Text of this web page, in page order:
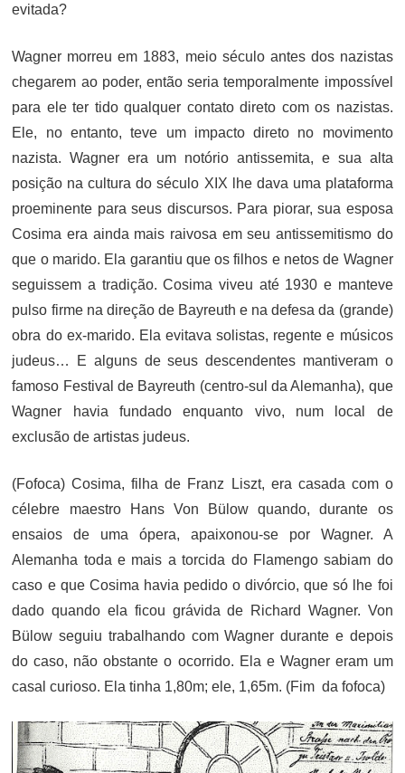
evitada?
Wagner morreu em 1883, meio século antes dos nazistas
chegarem ao poder, então seria temporalmente impossível
para ele ter tido qualquer contato direto com os nazistas.
Ele, no entanto, teve um impacto direto no movimento
nazista. Wagner era um notório antissemita, e sua alta
posição na cultura do século XIX lhe dava uma plataforma
proeminente para seus discursos. Para piorar, sua esposa
Cosima era ainda mais raivosa em seu antissemitismo do
que o marido. Ela garantiu que os filhos e netos de Wagner
seguissem a tradição. Cosima viveu até 1930 e manteve
pulso firme na direção de Bayreuth e na defesa da (grande)
obra do ex-marido. Ela evitava solistas, regente e músicos
judeus… E alguns de seus descendentes mantiveram o
famoso Festival de Bayreuth (centro-sul da Alemanha), que
Wagner havia fundado enquanto vivo, num local de
exclusão de artistas judeus.
(Fofoca) Cosima, filha de Franz Liszt, era casada com o
célebre maestro Hans Von Bülow quando, durante os
ensaios de uma ópera, apaixonou-se por Wagner. A
Alemanha toda e mais a torcida do Flamengo sabiam do
caso e que Cosima havia pedido o divórcio, que só lhe foi
dado quando ela ficou grávida de Richard Wagner. Von
Bülow seguiu trabalhando com Wagner durante e depois
do caso, não obstante o ocorrido. Ela e Wagner eram um
casal curioso. Ela tinha 1,80m; ele, 1,65m. (Fim da fofoca)